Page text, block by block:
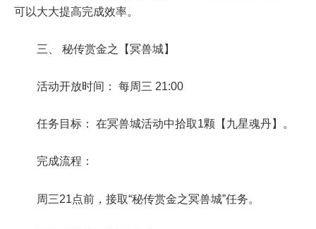
可以大大提高完成效率。
三、 秘传赏金之【冥兽城】
活动开放时间： 每周三 21:00
任务目标： 在冥兽城活动中拾取1颗【九星魂丹】。
完成流程：
周三21点前，接取“秘传赏金之冥兽城”任务。